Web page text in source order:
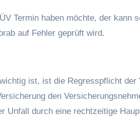
Termin haben möchte, der kann
auf Fehler geprüft wird.
ist, ist die Regresspflicht
den
Unfall durch eine rechtzeitige